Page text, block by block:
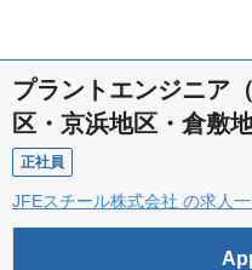
プラントエンジニア
区・京浜地区・倉敷
正社員
JFEスチール株式会社 の求人